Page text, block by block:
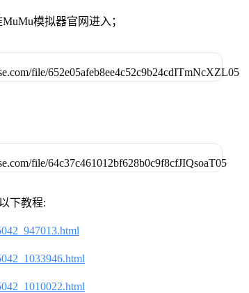
模拟器官网进入；
下教程: